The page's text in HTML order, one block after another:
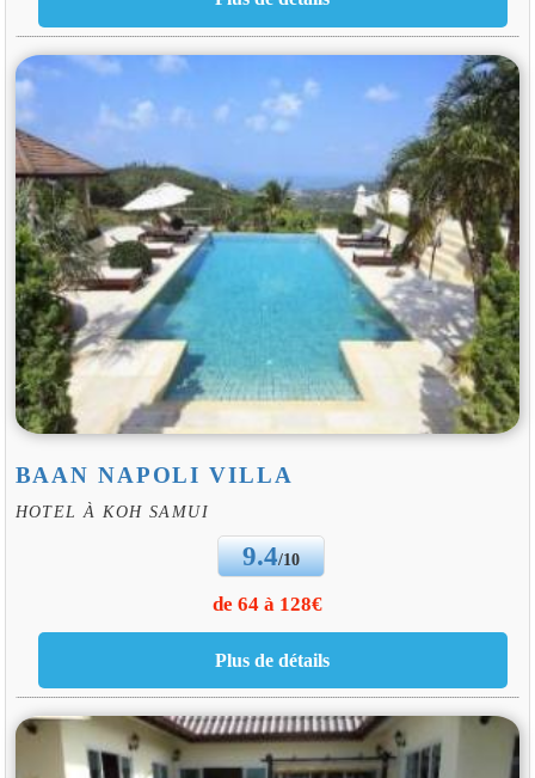
BAAN NAPOLI VILLA
HOTEL À KOH SAMUI
9.4/10
de 64 à 128€